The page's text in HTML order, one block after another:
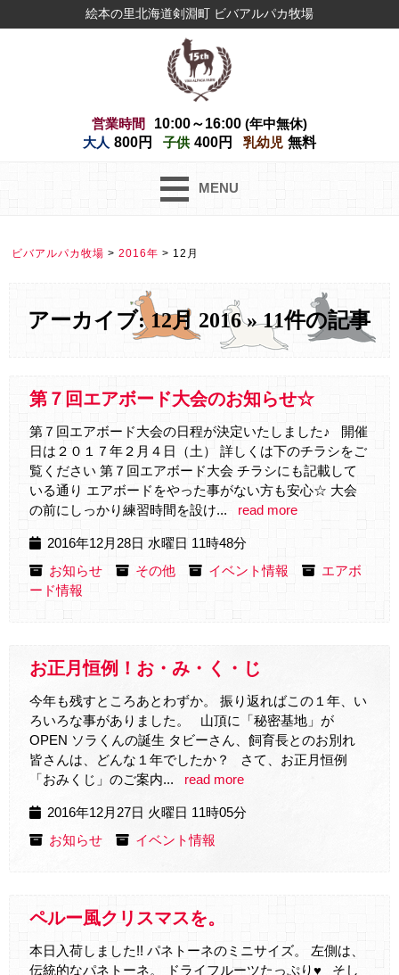
絵本の里北海道剣淵町 ビバアルパカ牧場
営業時間 10:00～16:00 (年中無休)
大人 800円 子供 400円 乳幼児 無料
MENU
ビバアルパカ牧場 > 2016年 > 12月
アーカイブ: 12月 2016 » 11件の記事
第７回エアボード大会のお知らせ☆
第７回エアボード大会の日程が決定いたしました♪ 開催
日は２０１７年２月４日（土） 詳しくは下のチラシをご
覧ください 第７回エアボード大会 チラシにも記載して
いる通り エアボードをやった事がない方も安心☆ 大会
の前にしっかり練習時間を設け...
read more
2016年12月28日 水曜日 11時48分
お知らせ
その他 イベント情報
エアボ
ード情報
お正月恒例！お・み・く・じ
今年も残すところあとわずか。 振り返ればこの１年、い
ろいろな事がありました。 山頂に「秘密基地」が
OPEN ソラくんの誕生 タビーさん、飼育長とのお別れ
皆さんは、どんな１年でしたか？ さて、お正月恒例
「おみくじ」のご案内...
read more
2016年12月27日 火曜日 11時05分
お知らせ
イベント情報
ペルー風クリスマスを。
本日入荷しました!! パネトーネのミニサイズ。 左側は、
伝統的なパネトーネ。 ドライフルーツたっぷり♥ そし